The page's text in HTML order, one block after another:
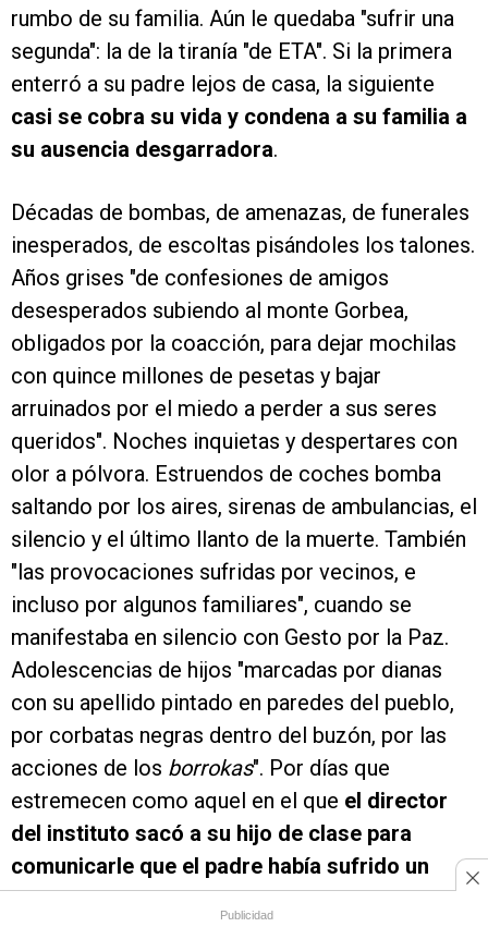
rumbo de su familia. Aún le quedaba "sufrir una
segunda": la de la tiranía "de ETA". Si la primera
enterró a su padre lejos de casa, la siguiente
casi se cobra su vida y condena a su familia a
su ausencia desgarradora.
Décadas de bombas, de amenazas, de funerales
inesperados, de escoltas pisándoles los talones.
Años grises "de confesiones de amigos
desesperados subiendo al monte Gorbea,
obligados por la coacción, para dejar mochilas
con quince millones de pesetas y bajar
arruinados por el miedo a perder a sus seres
queridos". Noches inquietas y despertares con
olor a pólvora. Estruendos de coches bomba
saltando por los aires, sirenas de ambulancias, el
silencio y el último llanto de la muerte. También
"las provocaciones sufridas por vecinos, e
incluso por algunos familiares", cuando se
manifestaba en silencio con Gesto por la Paz.
Adolescencias de hijos "marcadas por dianas
con su apellido pintado en paredes del pueblo,
por corbatas negras dentro del buzón, por las
acciones de los borrokas". Por días que
estremecen como aquel en el que el director
del instituto sacó a su hijo de clase para
comunicarle que el padre había sufrido un
atentado. Por tanta desesperación y ojos
Publicidad